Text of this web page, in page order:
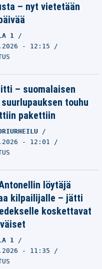
– nyt vietetään
1
- 12:15
– suomalaisen
touhu
pakettiin
- 12:01
löytäjä
kilpailijalle – jätti
koskettavat
1
- 11:35